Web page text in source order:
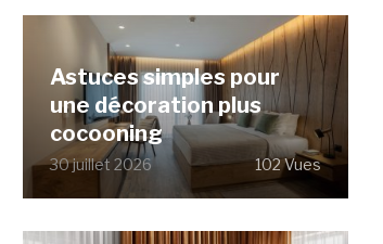
Astuces simples pour
une décoration plus
cocooning
30 juillet 2026 102 Vues